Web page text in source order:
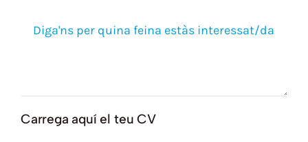
Carrega aquí el teu CV